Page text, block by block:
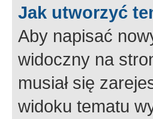
Jak utworzyć
Aby napisać
widoczny na
musiał się
widoku tematu